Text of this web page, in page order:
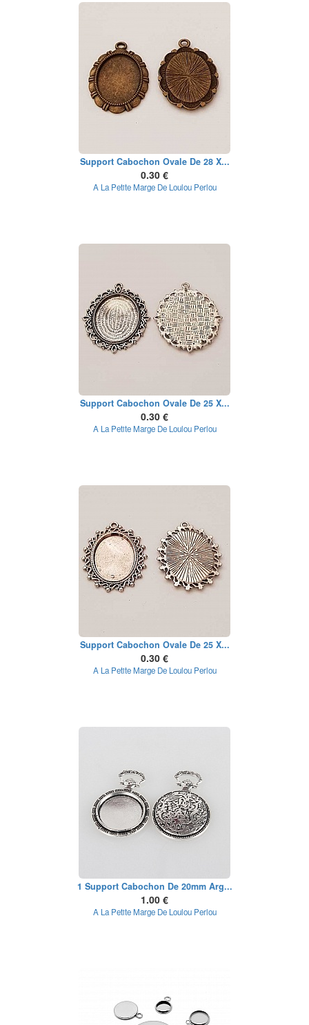
Support Cabochon Ovale De 28 X...
0.30 €
A La Petite Marge De Loulou Perlou
Support Cabochon Ovale De 25 X...
0.30 €
A La Petite Marge De Loulou Perlou
Support Cabochon Ovale De 25 X...
0.30 €
A La Petite Marge De Loulou Perlou
1 Support Cabochon De 20mm Arg...
1.00 €
A La Petite Marge De Loulou Perlou